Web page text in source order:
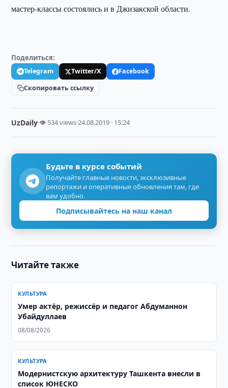
мастер-классы состоялись и в Джизакской области.
Поделиться:
Telegram Twitter/X
Facebook
Скопировать ссылку
UzDaily·👁 534 views·24.08.2019 · 15:24
Будьте в курсе событий
Получайте главные новости, эксклюзивные
репортажи и оперативные обновления там, где
вам удобно.
Подписывайтесь на наш канал
Читайте также
КУЛЬТУРА
Умер актёр, режиссёр и педагог Абдуманнон
Убайдуллаев
08/08/2026
КУЛЬТУРА
Модернистскую архитектуру Ташкента внесли в
список ЮНЕСКО